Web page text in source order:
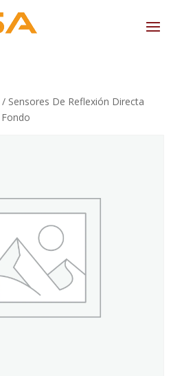
/ Sensores De Reflexión Directa